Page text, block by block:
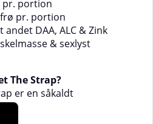
pr. portion
pr. portion
DAA, ALC & Zink
& sexlyst
The Strap?
er en såkaldt
et kosttilskud, der
stoffer, der arbejder for